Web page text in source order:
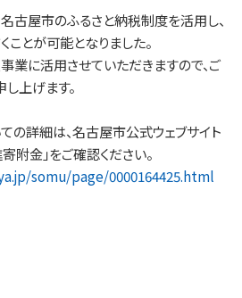
古屋市のふるさと納税制度を活用し、
とが可能となりました。
業に活用させていただきますので、ご
上げます。
の詳細は、名古屋市公式ウェブサイト
附金」をご確認ください。
somu/page/0000164425.html